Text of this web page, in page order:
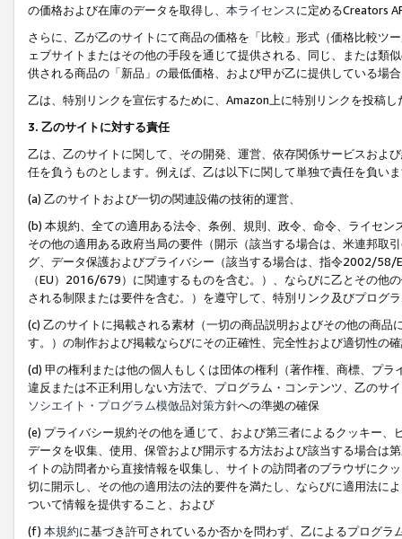
の価格および在庫のデータを取得し、 本ライセンスに定めるCreators
さらに、乙が乙のサイトにて商品の価格を「比較」形式（価格比較ツ
ェブサイトまたはその他の手段を通じて提供される、同じ、または類
供される商品の「新品」の最低価格、および甲が乙に提供している場
乙は、特別リンクを宣伝するために、Amazon上に特別リンクを投稿
3. 乙のサイトに対する責任
乙は、乙のサイトに関して、その開発、運営、依存関係サービスおよ
任を負うものとします。例えば、乙は以下に関して単独で責任を負い
(a) 乙のサイトおよび一切の関連設備の技術的運営、
(b) 本規約、全ての適用ある法令、条例、規則、政令、命令、ライセ
その他の適用ある政府当局の要件（開示（該当する場合は、米連邦取
グ、データ保護およびプライバシー（該当する場合は、指令2002/58/
（EU）2016/679）に関連するものを含む。）、ならびに乙とその他
される制限または要件を含む。）を遵守して、特別リンク及びプログ
(c) 乙のサイトに掲載される素材（一切の商品説明およびその他の商
す。）の制作および掲載ならびにその正確性、完全性および適切性の
(d) 甲の権利または他の個人もしくは団体の権利（著作権、商標、プ
違反または不正利用しない方法で、プログラム・コンテンツ、乙のサ
ソシエイト・プログラム模倣品対策方針への準拠の確保
(e) プライバシー規約その他を通じて、および第三者によるクッキー
データを収集、使用、保管および開示する方法および該当する場合は
イトの訪問者から直接情報を収集し、サイトの訪問者のブラウザにク
切に開示し、その他の適用法の法的要件を満たし、ならびに適用法に
ついて情報を提供すること、および
(f) 本規約に基づき許可されているか否かを問わず、乙によるプログ